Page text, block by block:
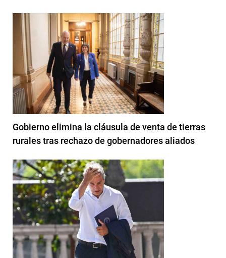
Gobierno elimina la cláusula de venta de tierras
rurales tras rechazo de gobernadores aliados